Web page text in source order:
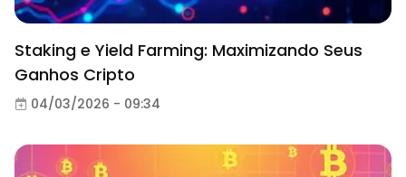
Staking e Yield Farming: Maximizando Seus
Ganhos Cripto
04/03/2026 - 09:34